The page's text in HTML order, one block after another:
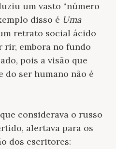
um vasto “número
disso é Uma
retrato social ácido
rir, embora no fundo
pois a visão que
do ser humano não é
considerava o russo
alertava para os
dos escritores: